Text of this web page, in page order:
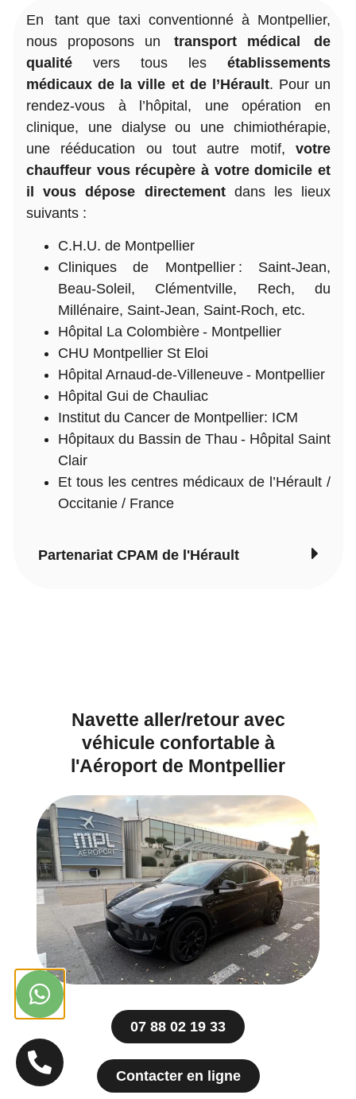
En tant que taxi conventionné à Montpellier,
nous proposons un transport médical de
qualité vers tous les établissements
médicaux de la ville et de l’Hérault. Pour un
rendez-vous à l’hôpital, une opération en
clinique, une dialyse ou une chimiothérapie,
une rééducation ou tout autre motif, votre
chauffeur vous récupère à votre domicile et
il vous dépose directementdans les lieux
suivants :
C.H.U. de Montpellier
Cliniques de Montpellier : Saint-Jean,
Beau-Soleil, Clémentville, Rech, du
Millénaire, Saint-Jean, Saint-Roch, etc.
Hôpital La Colombière - Montpellier
CHU Montpellier St Eloi
Hôpital Arnaud-de-Villeneuve - Montpellier
Hôpital Gui de Chauliac
Institut du Cancer de Montpellier: ICM
Hôpitaux du Bassin de Thau - Hôpital Saint
Clair
Et tous les centres médicaux de l’Hérault /
Occitanie / France
Partenariat CPAM de l'Hérault
Navette aller/retour avec
véhicule confortable à
l'Aéroport de Montpellier
07 88 02 19 33
Contacter en ligne